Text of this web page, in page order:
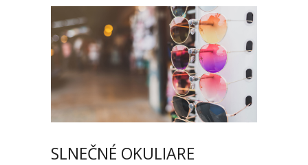
SLNEČNÉ OKULIARE